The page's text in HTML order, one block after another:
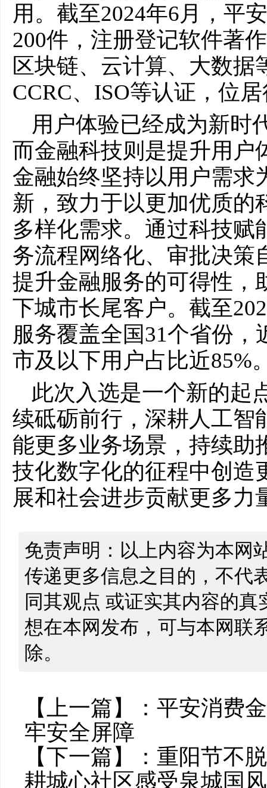
用。截至2024年6月，平
200件，注册登记软件著
区块链、云计算、大数
CCRC、ISO等认证，位
用户体验已经成为新时
而金融科技则是提升用户
金融始终坚持以用户需求
新，致力于以更加优质的
多样化需求。通过科技赋
务流程网络化、审批决策
提升金融服务的可得性，
下城市长尾客户。截至
服务覆盖全国31个省份，
市及以下用户占比近85%
此次入选是一个新的起
续砥砺前行，深耕人工智
能更多业务场景，持续助
技化数字化的征程中创造
展和社会进步贡献更多力
免责声明：以上内容为本网
传递更多信息之目的，不代
同其观点 或证实其内容的
想在本网发布，可与本网联
除。
【上一篇】： 平安消费
牢安全屏障
【下一篇】： 重阳节不
耕城心社区感受泉城国